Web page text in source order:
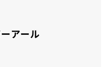
アール